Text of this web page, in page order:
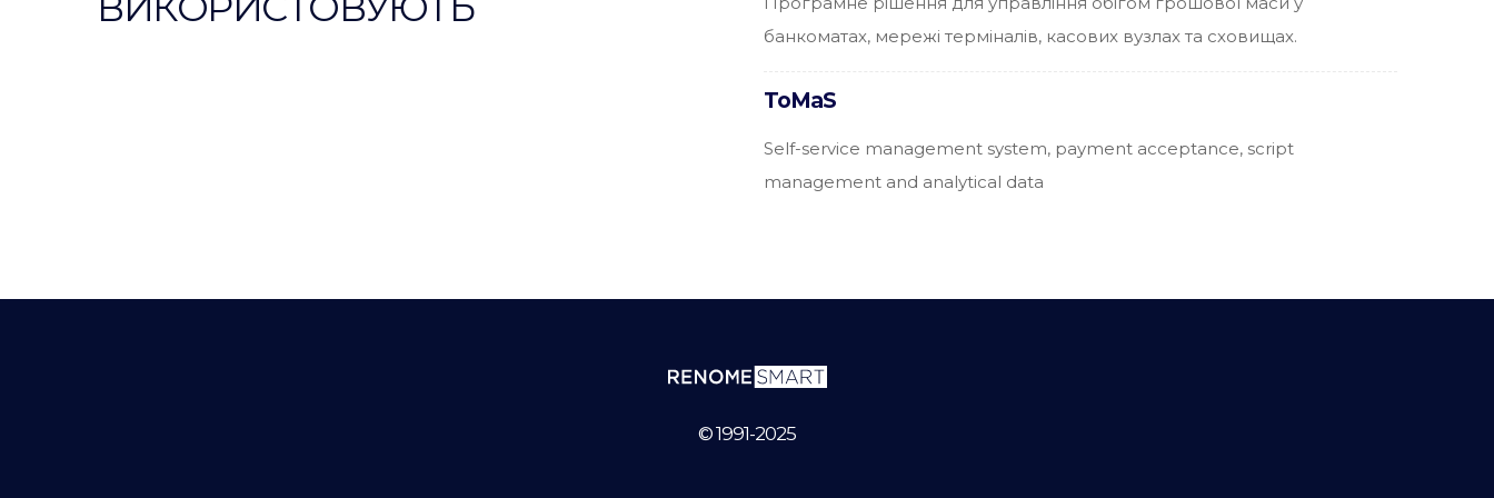
банкоматах, мережі терміналів, касових вузлах та сховищах.
ToMaS
Self-service management system, payment acceptance, script
management and analytical data
© 1991-2025